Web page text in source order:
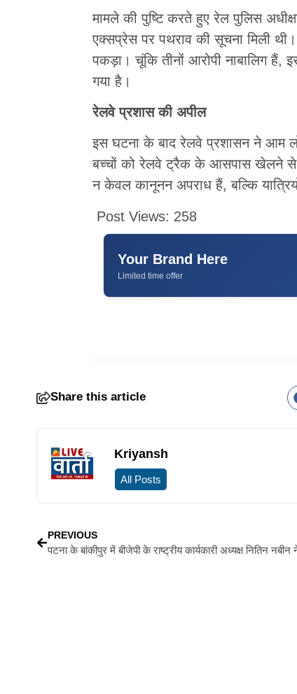
मामले की पुष्टि करते हुए रेल पुलिस
एक्सप्रेस पर पथराव की सूचना मिली थी।
पकड़ा। चूंकि तीनों आरोपी नाबालिग हैं,
गया है।
रेलवे प्रशास की अपील
इस घटना के बाद रेलवे प्रशासन ने आम
बच्चों को रेलवे ट्रैक के आसपास खेलने से
न केवल कानूनन अपराध हैं, बल्कि
Post Views: 258
Your Brand Here
Limited time offer
Share this article
Kriyansh
All Posts
PREVIOUS